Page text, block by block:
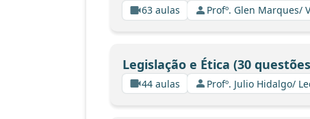
63 aulas Profº. Glen Marques/
Legislação e Ética (30
44 aulas Profº. Julio Hidalgo/